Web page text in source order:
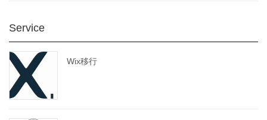
Service
Wix移行